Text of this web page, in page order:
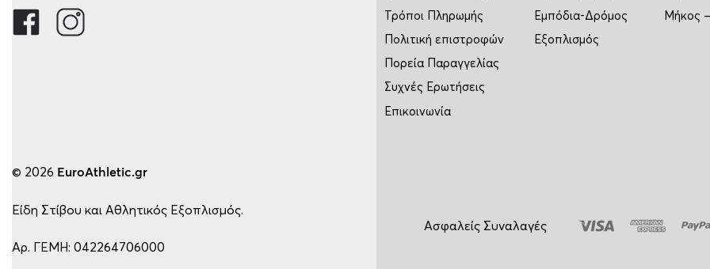
Τρόποι Πληρωμής
Πολιτική επιστροφών
Πορεία Παραγγελίας
Συχνές Ερωτήσεις
Επικοινωνία
Εμπόδια-Δρόμος
Μήκος
Εξοπλισμός
© 2026 EuroAthletic.gr
Είδη Στίβου και Αθλητικός Εξοπλισμός.
Αρ. ΓΕΜΗ: 042264706000
Ασφαλείς Συναλαγές